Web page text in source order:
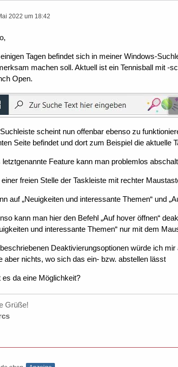
2022 um 18:42
Tagen befindet sich in meiner Windows-
machen soll. Aktuell ist ein Tennisball mit -
Open.
scheint nun offenbar ebenso zu
Seite befindet und dort zum Beispiel die aktuelle
letztgenannte Feature kann man problemlos
einer freien Stelle der Taskleiste mit rechter
auf „Neuigkeiten und interessante Themen“ und
kann man hier den Befehl „Auf hover öffnen“
und interessante Themen“ nur mit dem
Deaktivierungsoptionen würde ich
aber nichts, wo sich das ein- bzw. abstellen lässt
es da eine Möglichkeit?
Grüße!